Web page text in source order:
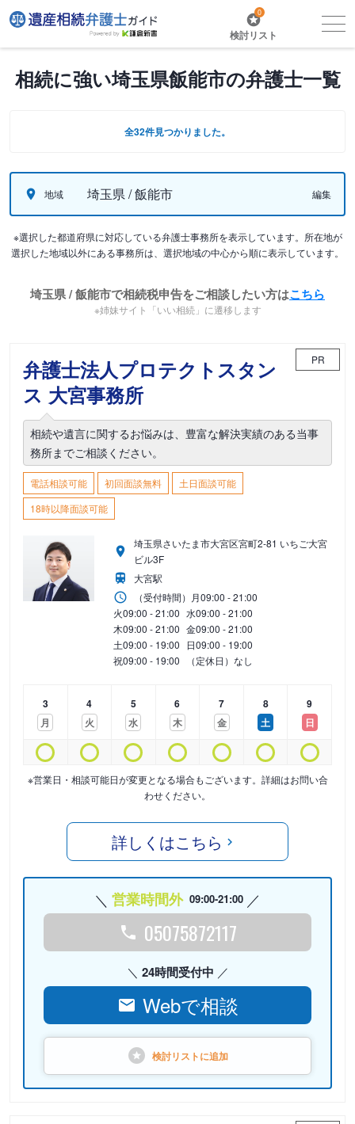
0
検討リスト
相続に強い埼玉県飯能市の弁護士一覧
全32件見つかりました。
地域 埼玉県 / 飯能市 編集
※選択した都道府県に対応している弁護士事務所を表示しています。所在地が
選択した地域以外にある事務所は、選択地域の中心から順に表示しています。
埼玉県 / 飯能市で相続税申告をご相談したい方はこちら
※姉妹サイト「いい相続」に遷移します
弁護士法人プロテクトスタン
ス 大宮事務所
PR
相続や遺言に関するお悩みは、豊富な解決実績のある当事
務所までご相談ください。
電話相談可能 初回面談無料
土日面談可能
18時以降面談可能
埼玉県さいたま市大宮区宮町2-81 いちご大宮
ビル3F
大宮駅
（受付時間） 月09:00 - 21:00
火09:00 - 21:00 水09:00 - 21:00
木09:00 - 21:00 金09:00 - 21:00
土09:00 - 19:00 日09:00 - 19:00
祝09:00 - 19:00 （定休日）なし
3
月
4
火
5
水
6
木
7
金
8
土
9
日
※営業日・相談可能日が変更となる場合もございます。詳細はお問い合
わせください。
詳しくはこちら
営業時間外 09:00-21:00
05075872117
24時間受付中
Webで相談
検討リストに追加